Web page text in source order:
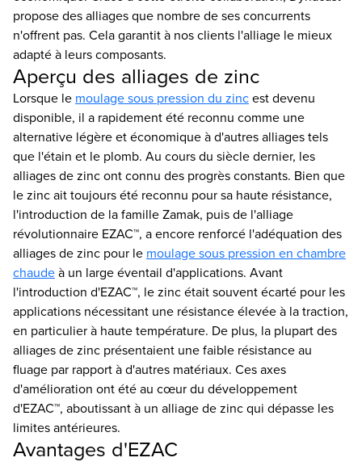
propose des alliages que nombre de ses concurrents
n'offrent pas. Cela garantit à nos clients l'alliage le mieux
adapté à leurs composants.
Aperçu des alliages de zinc
Lorsque le moulage sous pression du zincest devenu
disponible, il a rapidement été reconnu comme une
alternative légère et économique à d'autres alliages tels
que l'étain et le plomb. Au cours du siècle dernier, les
alliages de zinc ont connu des progrès constants. Bien que
le zinc ait toujours été reconnu pour sa haute résistance,
l'introduction de la famille Zamak, puis de l'alliage
révolutionnaire EZAC™, a encore renforcé l'adéquation des
alliages de zinc pour le moulage sous pression en chambre
chaudeà un large éventail d'applications. Avant
l'introduction d'EZAC™, le zinc était souvent écarté pour les
applications nécessitant une résistance élevée à la traction,
en particulier à haute température. De plus, la plupart des
alliages de zinc présentaient une faible résistance au
fluage par rapport à d'autres matériaux. Ces axes
d'amélioration ont été au cœur du développement
d'EZAC™, aboutissant à un alliage de zinc qui dépasse les
limites antérieures.
Avantages d'EZAC